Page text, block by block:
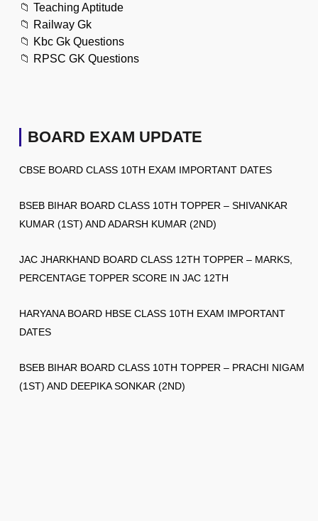
📁 Teaching Aptitude
📁 Railway Gk
📁 Kbc Gk Questions
📁 RPSC GK Questions
BOARD EXAM UPDATE
CBSE BOARD CLASS 10TH EXAM IMPORTANT DATES
BSEB BIHAR BOARD CLASS 10TH TOPPER – SHIVANKAR
KUMAR (1ST) AND ADARSH KUMAR (2ND)
JAC JHARKHAND BOARD CLASS 12TH TOPPER – MARKS,
PERCENTAGE TOPPER SCORE IN JAC 12TH
HARYANA BOARD HBSE CLASS 10TH EXAM IMPORTANT
DATES
BSEB BIHAR BOARD CLASS 10TH TOPPER – PRACHI NIGAM
(1ST) AND DEEPIKA SONKAR (2ND)